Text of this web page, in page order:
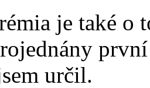
je také o
určil.